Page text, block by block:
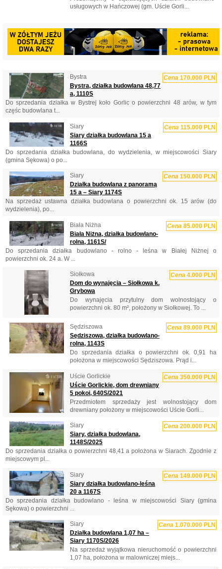
usługowych w Hańczowej (gm. Uście Gorli...
Bystra Cena 170.000 PLN
Bystra, działka budowlana 48,77
a, 1110S
Do sprzedania działka w Bystrej koło Gorlic o powierzchni 48 arów, w tym
częśc budowlana t...
Siary Cena 115.000 PLN
Siary działka budowlana 15 a
1166S
Do sprzedania działka budowlana, do wydzielenia, w miejscowości Siary
(gmina Sękowa) o po...
Siary Cena 150.000 PLN
Działka budowlana z panoramą
15 a – Siary 1174S
Na sprzedaż ustawna działka budowlana o powierzchni ok. 15 arów (do
wydzielenia), po...
Biała Niżna Cena 85.000 PLN
Biała Niżna, działka budowlano-
rolna, 1161S/
Do sprzedania działka budowlano - rolno - leśna w Białej Niżnej o
powierzchni ok. 24 a. W ...
Siołkowa Cena 4.000 PLN
Dom do wynajęcia – Siołkowa k.
Grybowa
Do wynajęcia przytulny dom wolnostojący o
powierzchni ok. 80 m², położony w Siołkowej. To ...
Sędziszowa Cena 89.000 PLN
Sędziszowa, działka budowlano-
rolna, 1143S
Do sprzedania działka o powierzchni ok. 0,91 ha
położona w miejscowości Sędziszowa. Prąd i...
Uście Gorlickie Cena 350.000 PLN
Uście Gorlickie, dom drewniany
5 pokoi, 640S/2021
Przedmiotem sprzedaży jest wolnostojący dom
drewniany położony w miejscowości Uście Gorli...
Siary Cena 200.000 PLN
Siary, działka budowlana,
1148S/2025
Do sprzedania działka o powierzchni 48,41 a położona w Siarach. Zgodnie z
miejscowym pl...
Siary Cena 149.000 PLN
Siary działka budowlano-leśna
20 a 1167S
Do sprzedania działka budowlano - leśna w miejscowości Siary (gmina
Sękowa) o powierzchni ...
Siary Cena 1.070.000 PLN
Działka budowlana 1,07 ha –
Siary 1170S/2026
Na sprzedaż wyjątkowa nieruchomość o powierzchni
1,07 ha, położona w malowniczej miejs...